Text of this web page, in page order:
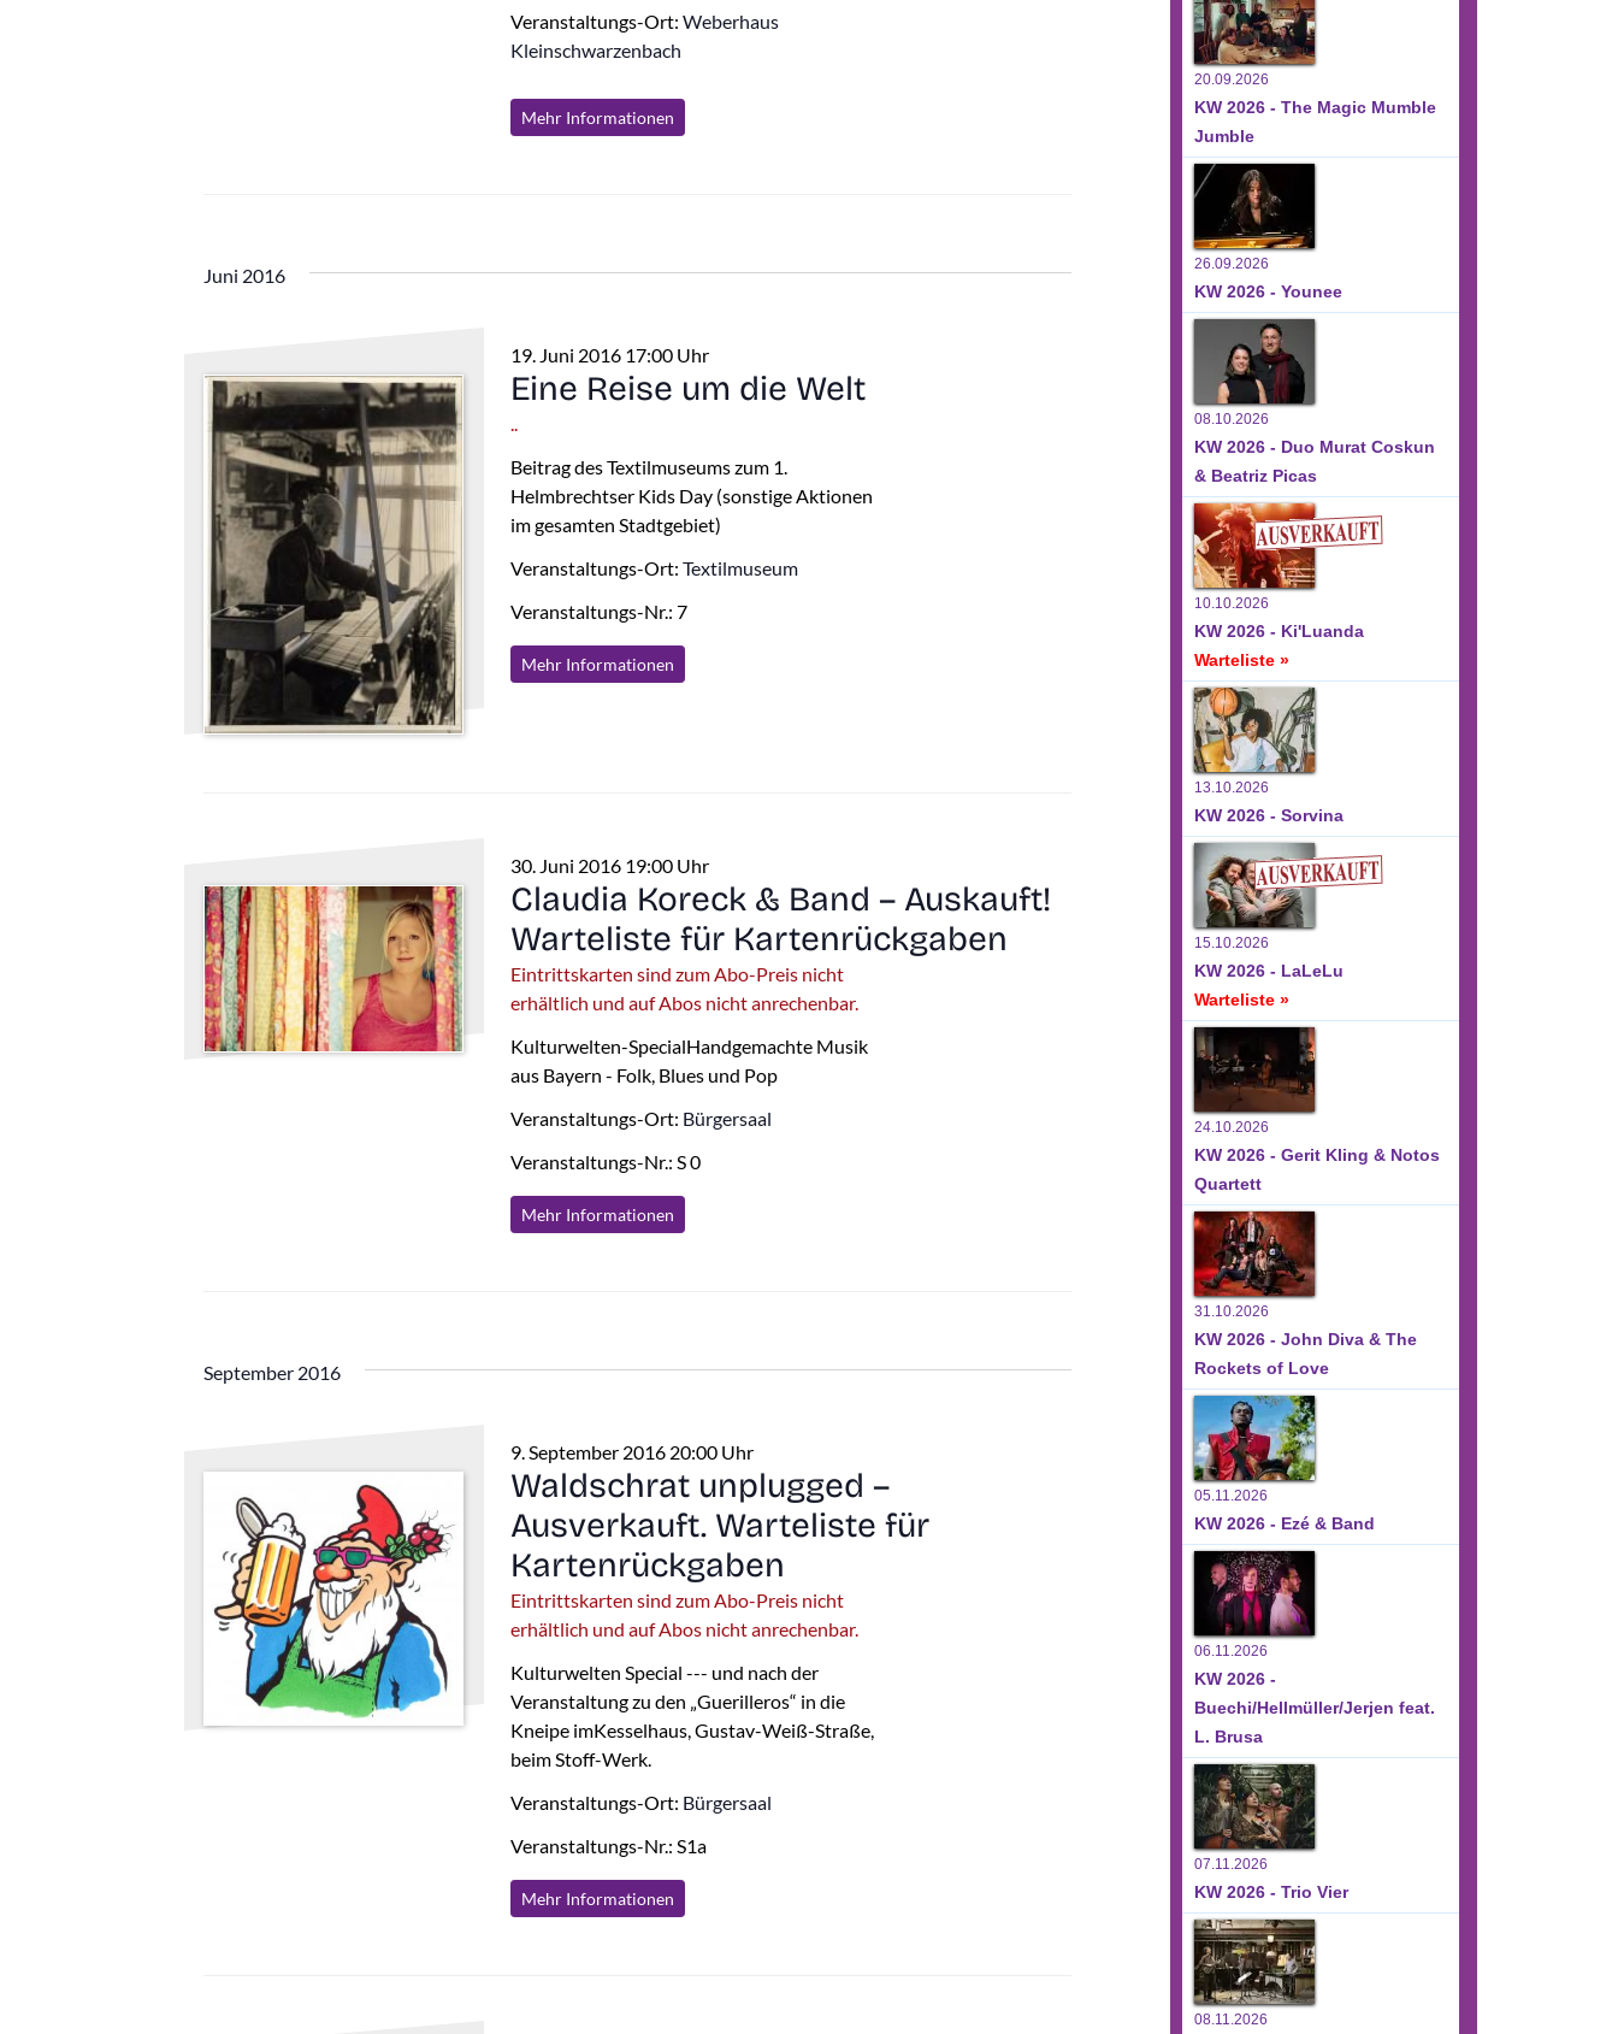
Veranstaltungs-Ort:Weberhaus
Kleinschwarzenbach
Mehr Informationen
Juni 2016
19. Juni 2016 17:00 Uhr
Eine Reise um die Welt
..
Beitrag des Textilmuseums zum 1.
Helmbrechtser Kids Day (sonstige Aktionen
im gesamten Stadtgebiet)
Veranstaltungs-Ort:Textilmuseum
Veranstaltungs-Nr.: 7
Mehr Informationen
30. Juni 2016 19:00 Uhr
Claudia Koreck & Band – Auskauft!
Warteliste für Kartenrückgaben
Eintrittskarten sind zum Abo-Preis nicht
erhältlich und auf Abos nicht anrechenbar.
Kulturwelten-SpecialHandgemachte Musik
aus Bayern - Folk, Blues und Pop
Veranstaltungs-Ort: Bürgersaal
Veranstaltungs-Nr.: S 0
Mehr Informationen
September 2016
9. September 2016 20:00 Uhr
Waldschrat unplugged –
Ausverkauft. Warteliste für
Kartenrückgaben
Eintrittskarten sind zum Abo-Preis nicht
erhältlich und auf Abos nicht anrechenbar.
Kulturwelten Special --- und nach der
Veranstaltung zu den „Guerilleros“ in die
Kneipe imKesselhaus, Gustav-Weiß-Straße,
beim Stoff-Werk.
Veranstaltungs-Ort: Bürgersaal
Veranstaltungs-Nr.: S1a
Mehr Informationen
20.09.2026
KW 2026 - The Magic Mumble
Jumble
26.09.2026
KW 2026 - Younee
08.10.2026
KW 2026 - Duo Murat Coskun
& Beatriz Picas
10.10.2026
KW 2026 - Ki'Luanda
Warteliste »
13.10.2026
KW 2026 - Sorvina
15.10.2026
KW 2026 - LaLeLu
Warteliste »
24.10.2026
KW 2026 - Gerit Kling & Notos
Quartett
31.10.2026
KW 2026 - John Diva & The
Rockets of Love
05.11.2026
KW 2026 - Ezé & Band
06.11.2026
KW 2026 -
Buechi/Hellmüller/Jerjen feat.
L. Brusa
07.11.2026
KW 2026 - Trio Vier
08.11.2026